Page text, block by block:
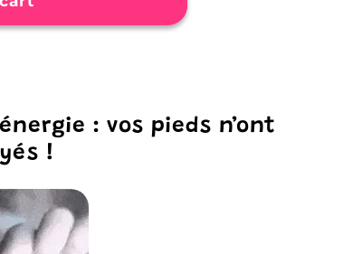
: vos pieds n’ont
!